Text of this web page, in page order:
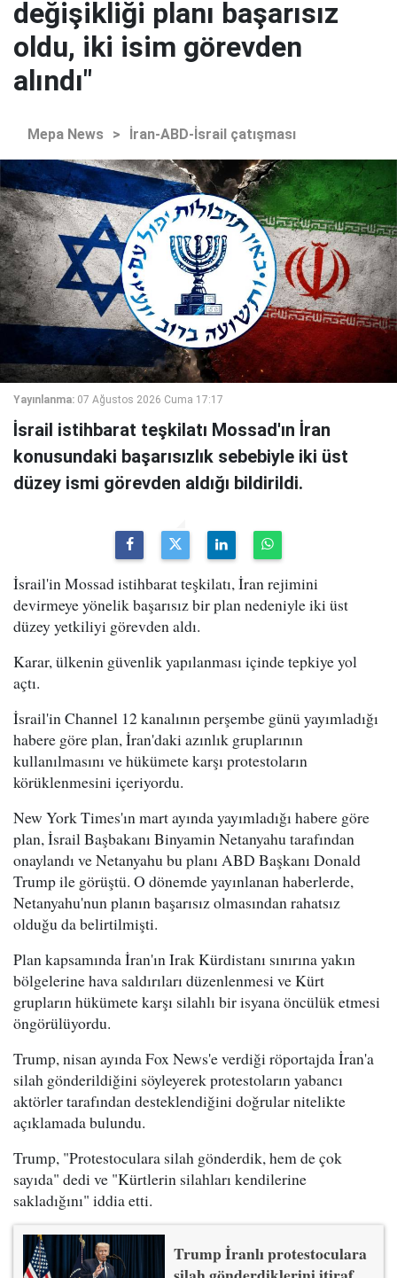
değişikliği planı başarısız
oldu, iki isim görevden
alındı"
Mepa News > İran-ABD-İsrail çatışması
Yayınlanma: 07 Ağustos 2026 Cuma 17:17
İsrail istihbarat teşkilatı Mossad'ın İran
konusundaki başarısızlık sebebiyle iki üst
düzey ismi görevden aldığı bildirildi.
İsrail'in Mossad istihbarat teşkilatı, İran rejimini
devirmeye yönelik başarısız bir plan nedeniyle iki üst
düzey yetkiliyi görevden aldı.
Karar, ülkenin güvenlik yapılanması içinde tepkiye yol
açtı.
İsrail'in Channel 12 kanalının perşembe günü yayımladığı
habere göre plan, İran'daki azınlık gruplarının
kullanılmasını ve hükümete karşı protestoların
körüklenmesini içeriyordu.
New York Times'ın mart ayında yayımladığı habere göre
plan, İsrail Başbakanı Binyamin Netanyahu tarafından
onaylandı ve Netanyahu bu planı ABD Başkanı Donald
Trump ile görüştü. O dönemde yayınlanan haberlerde,
Netanyahu'nun planın başarısız olmasından rahatsız
olduğu da belirtilmişti.
Plan kapsamında İran'ın Irak Kürdistanı sınırına yakın
bölgelerine hava saldırıları düzenlenmesi ve Kürt
grupların hükümete karşı silahlı bir isyana öncülük etmesi
öngörülüyordu.
Trump, nisan ayında Fox News'e verdiği röportajda İran'a
silah gönderildiğini söyleyerek protestoların yabancı
aktörler tarafından desteklendiğini doğrular nitelikte
açıklamada bulundu.
Trump, "Protestoculara silah gönderdik, hem de çok
sayıda" dedi ve "Kürtlerin silahları kendilerine
sakladığını" iddia etti.
Trump İranlı protestoculara